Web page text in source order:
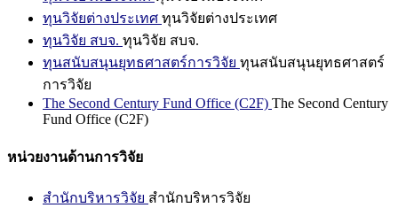
ทุนวิจัยต่างประเทศ ทุนวิจัยต่างประเทศ
ทุนวิจัย สบจ. ทุนวิจัย สบจ.
ทุนสนับสนุนยุทธศาสตร์การวิจัย ทุนสนับสนุนยุทธศาสตร์
การวิจัย
The Second Century Fund Office (C2F) The Second Century
Fund Office (C2F)
หน่วยงานด้านการวิจัย
สำนักบริหารวิจัย สำนักบริหารวิจัย